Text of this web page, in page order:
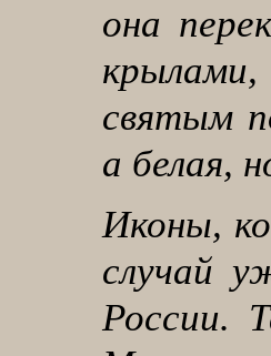
она
крылами,
святым
а белая,
Иконы,
случай
России.